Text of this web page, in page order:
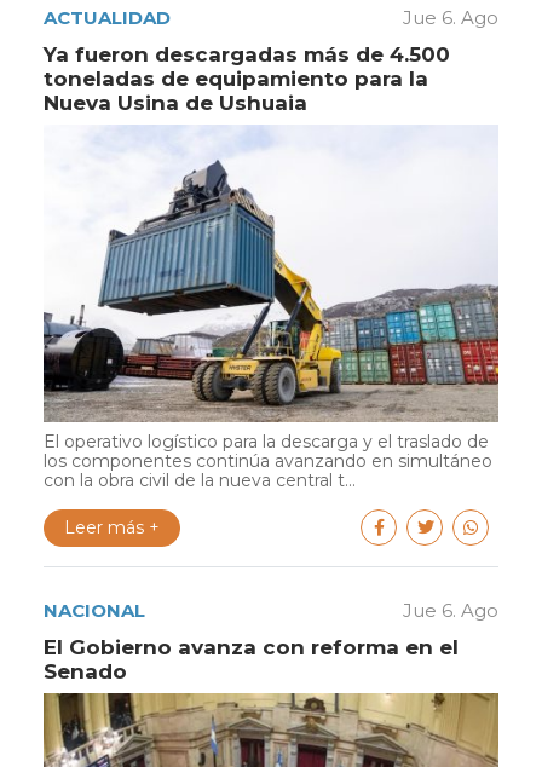
ACTUALIDAD Jue 6. Ago
Ya fueron descargadas más de 4.500
toneladas de equipamiento para la
Nueva Usina de Ushuaia
El operativo logístico para la descarga y el traslado de
los componentes continúa avanzando en simultáneo
con la obra civil de la nueva central t...
Leer más +
NACIONAL Jue 6. Ago
El Gobierno avanza con reforma en el
Senado